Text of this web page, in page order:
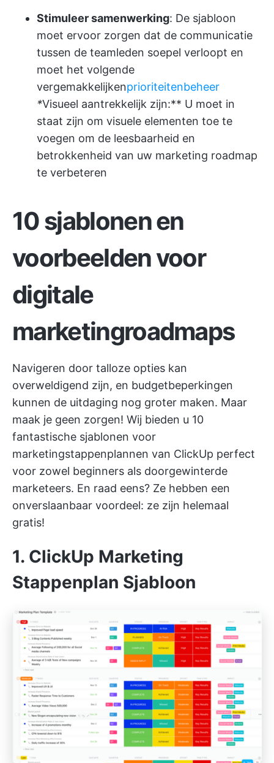
Stimuleer samenwerking: De sjabloon
moet ervoor zorgen dat de communicatie
tussen de teamleden soepel verloopt en
moet het volgende
vergemakkelijkenprioriteitenbeheer
*Visueel aantrekkelijk zijn:** U moet in
staat zijn om visuele elementen toe te
voegen om de leesbaarheid en
betrokkenheid van uw marketing roadmap
te verbeteren
10 sjablonen en
voorbeelden voor
digitale
marketingroadmaps
Navigeren door talloze opties kan
overweldigend zijn, en budgetbeperkingen
kunnen de uitdaging nog groter maken. Maar
maak je geen zorgen! Wij bieden u 10
fantastische sjablonen voor
marketingstappenplannen van ClickUp perfect
voor zowel beginners als doorgewinterde
marketeers. En raad eens? Ze hebben een
onverslaanbaar voordeel: ze zijn helemaal
gratis!
1. ClickUp Marketing
Stappenplan Sjabloon